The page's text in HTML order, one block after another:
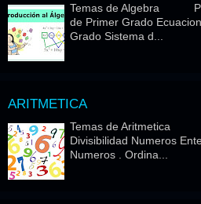
Temas de Algebra
de Primer Grado
Grado Sistema d...
ARITMETICA
Temas de Aritmetica
Divisibilidad Numeros
Numeros . Ordina...